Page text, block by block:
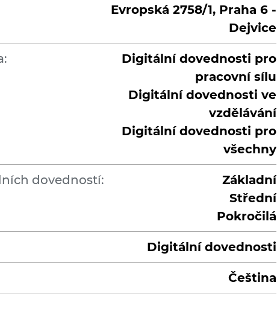
Evropská 2758/1, Praha 6 -
Dejvice
Digitální dovednosti pro
pracovní sílu
Digitální dovednosti ve
vzdělávání
Digitální dovednosti pro
všechny
dovedností:
Základní
Střední
Pokročilá
Digitální dovednosti
Čeština